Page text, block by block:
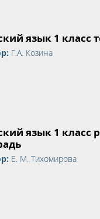
язык 1 класс
Г.А. Козина
язык 1 класс
Е. М. Тихомирова